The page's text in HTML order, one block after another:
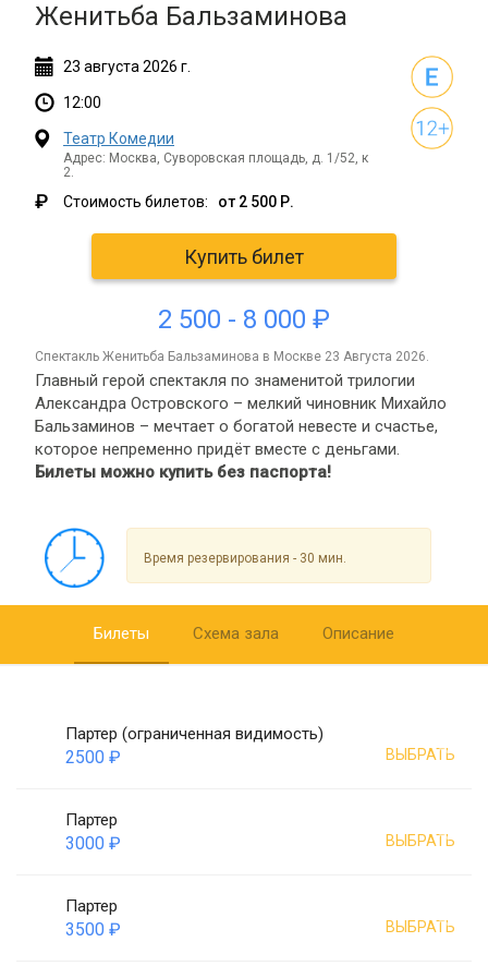
Женитьба Бальзаминова
23 августа 2026 г.
12:00
Театр Комедии
Адрес: Москва, Суворовская площадь, д. 1/52, к
2.
₽ Стоимость билетов: от 2 500 Р.
Купить билет
2 500 - 8 000 ₽
спектакль Женитьба Бальзаминова в Москве 23 Августа 2026.
Главный герой спектакля по знаменитой трилогии
Александра Островского – мелкий чиновник Михайло
Бальзаминов – мечтает о богатой невесте и счастье,
которое непременно придёт вместе с деньгами.
Билеты можно купить без паспорта!
Время резервирования - 30 мин.
Билеты Схема зала Описание
Партер (ограниченная видимость)
2500 ₽ ВЫБРАТЬ
Партер
3000 ₽ ВЫБРАТЬ
Партер
3500 ₽ ВЫБРАТЬ